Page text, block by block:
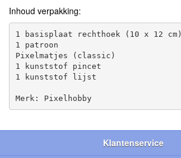
Inhoud verpakking:
1 basisplaat rechthoek (10 x 12 cm)
1 patroon
Pixelmatjes (classic)
1 kunststof pincet
1 kunststof lijst
Merk: Pixelhobby
Klantenservice